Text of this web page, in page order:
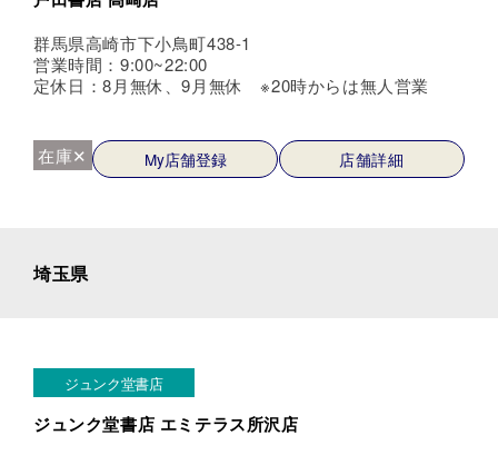
群馬県高崎市下小鳥町438-1
営業時間：9:00~22:00
定休日：8月無休、9月無休 ※20時からは無人営業
在庫✕ My店舗登録 店舗詳細
埼玉県
ジュンク堂書店
ジュンク堂書店 エミテラス所沢店